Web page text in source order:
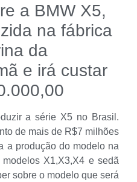
a BMW X5,
na fábrica
da
e irá custar
a série X5 no Brasil.
de mais de R$7 milhões
a produção do modelo na
X1,X3,X4 e sedã
sobre o modelo que será